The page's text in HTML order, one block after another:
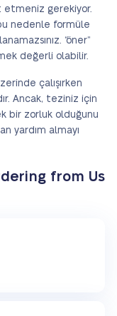
etmeniz gerekiyor.
nedenle formüle
“öner”
değerli olabilir.
çalışırken
Ancak, teziniz için
bir zorluk olduğunu
yardım almayı
from Us